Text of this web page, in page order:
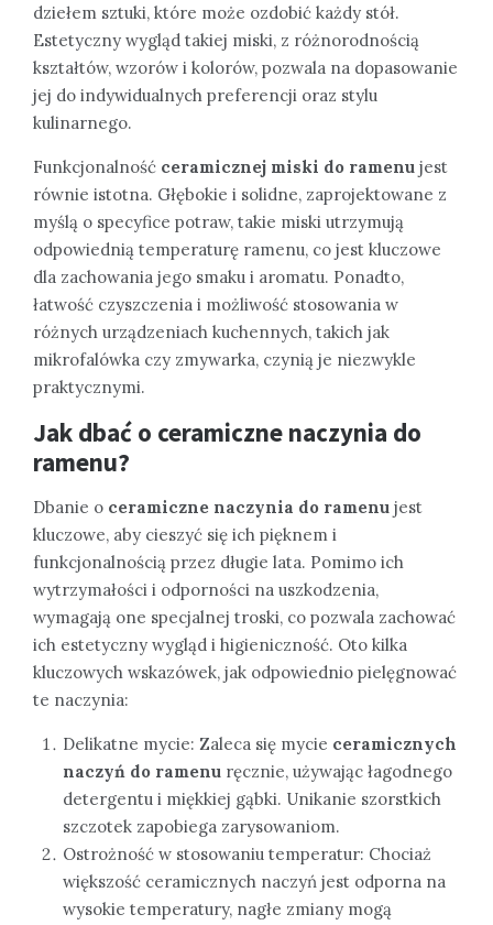
dziełem sztuki, które może ozdobić każdy stół.
Estetyczny wygląd takiej miski, z różnorodnością
kształtów, wzorów i kolorów, pozwala na dopasowanie
jej do indywidualnych preferencji oraz stylu
kulinarnego.
Funkcjonalność ceramicznej miski do ramenu jest
równie istotna. Głębokie i solidne, zaprojektowane z
myślą o specyfice potraw, takie miski utrzymują
odpowiednią temperaturę ramenu, co jest kluczowe
dla zachowania jego smaku i aromatu. Ponadto,
łatwość czyszczenia i możliwość stosowania w
różnych urządzeniach kuchennych, takich jak
mikrofalówka czy zmywarka, czynią je niezwykle
praktycznymi.
Jak dbać o ceramiczne naczynia do
ramenu?
Dbanie o ceramiczne naczynia do ramenu jest
kluczowe, aby cieszyć się ich pięknem i
funkcjonalnością przez długie lata. Pomimo ich
wytrzymałości i odporności na uszkodzenia,
wymagają one specjalnej troski, co pozwala zachować
ich estetyczny wygląd i higieniczność. Oto kilka
kluczowych wskazówek, jak odpowiednio pielęgnować
te naczynia:
Delikatne mycie: Zaleca się mycie ceramicznych
naczyń do ramenu ręcznie, używając łagodnego
detergentu i miękkiej gąbki. Unikanie szorstkich
szczotek zapobiega zarysowaniom.
Ostrożność w stosowaniu temperatur: Chociaż
większość ceramicznych naczyń jest odporna na
wysokie temperatury, nagłe zmiany mogą